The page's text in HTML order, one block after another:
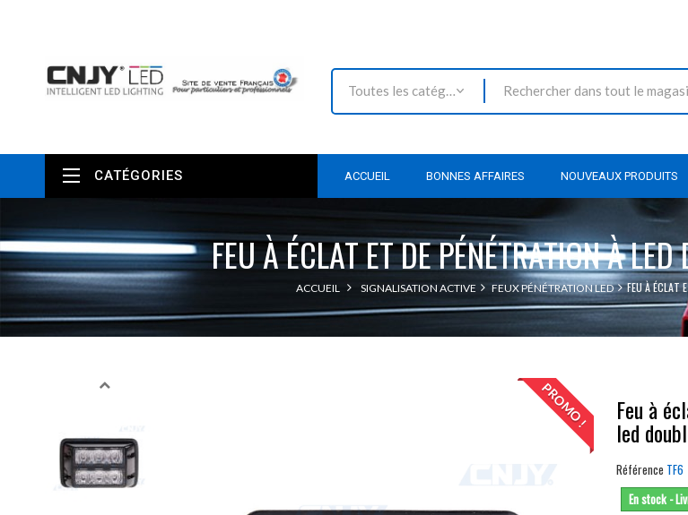
Toutes les catégories
ACCUEIL BONNES AFFAIRES NOUVEAUX PRODUITS
CATÉGORIES
FEU À ÉCLAT ET DE PÉNÉTRATION À
ACCUEIL SIGNALISATION ACTIVE FEUX PÉNÉTRATION LED FEU À ÉCLAT
PROMO ! Feu à
led
Référence TF6
En stock -